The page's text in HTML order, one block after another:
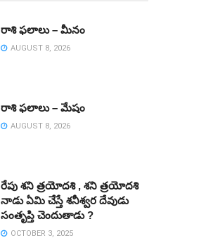
రాశి ఫలాలు – మీనం
AUGUST 8, 2026
రాశి ఫలాలు – మేషం
AUGUST 8, 2026
రేపు శని త్రయోదశి , శని త్రయోదశి
నాడు ఏమి చేస్తే శనీశ్వర దేవుడు
సంతృప్తి చెందుతాడు ?
OCTOBER 3, 2025